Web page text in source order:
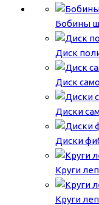
Бобины
Диск
Диск
Диски
Диски
Круги
Круги